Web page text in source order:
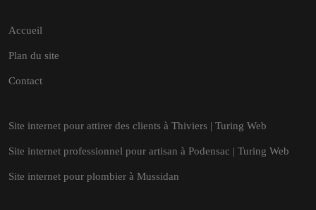
Accueil
Plan du site
Contact
Site internet pour attirer des clients à Thiviers | Turing Web
Site internet professionnel pour artisan à Podensac | Turing Web
Site internet pour plombier à Mussidan